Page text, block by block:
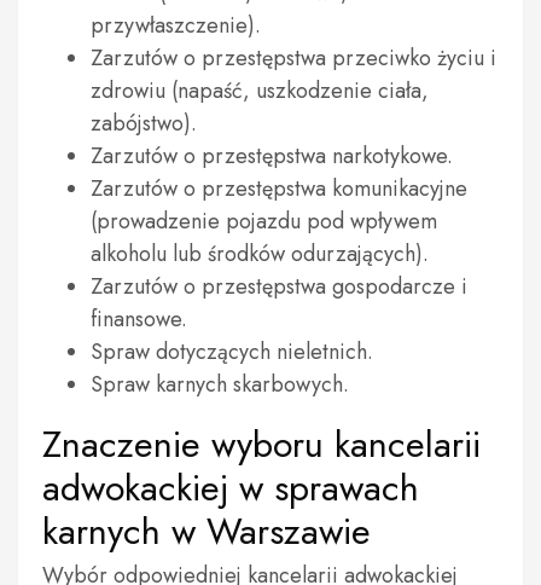
przywłaszczenie).
Zarzutów o przestępstwa przeciwko życiu i
zdrowiu (napaść, uszkodzenie ciała,
zabójstwo).
Zarzutów o przestępstwa narkotykowe.
Zarzutów o przestępstwa komunikacyjne
(prowadzenie pojazdu pod wpływem
alkoholu lub środków odurzających).
Zarzutów o przestępstwa gospodarcze i
finansowe.
Spraw dotyczących nieletnich.
Spraw karnych skarbowych.
Znaczenie wyboru kancelarii
adwokackiej w sprawach
karnych w Warszawie
Wybór odpowiedniej kancelarii adwokackiej